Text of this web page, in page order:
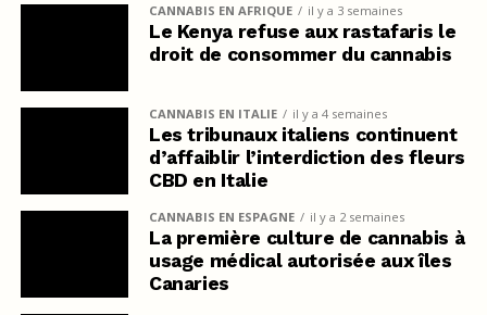
CANNABIS EN AFRIQUE il y a 3 semaines
Le Kenya refuse aux rastafaris le
droit de consommer du cannabis
CANNABIS EN ITALIE il y a 4 semaines
Les tribunaux italiens continuent
d’affaiblir l’interdiction des fleurs
CBD en Italie
CANNABIS EN ESPAGNE il y a 2 semaines
La première culture de cannabis à
usage médical autorisée aux îles
Canaries